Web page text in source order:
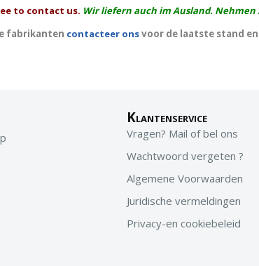
to contact us. Wir liefern auch im Ausland.
fabrikanten contacteer onsvoor de laatste stand
Klantenservice
Vragen? Mail of bel ons
Wachtwoord vergeten ?
Algemene Voorwaarden
Juridische vermeldingen
Privacy-en cookiebeleid